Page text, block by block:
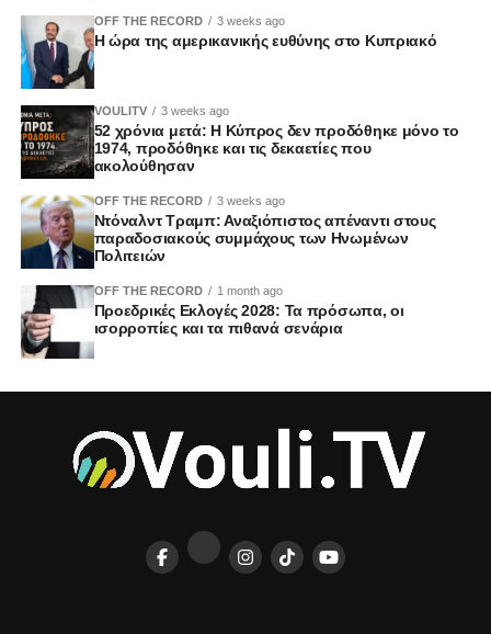
OFF THE RECORD 3 weeks ago
Η ώρα της αμερικανικής ευθύνης στο Κυπριακό
VOULITV 3 weeks ago
52 χρόνια μετά: Η Κύπρος δεν προδόθηκε μόνο το
1974, προδόθηκε και τις δεκαετίες που
ακολούθησαν
OFF THE RECORD 3 weeks ago
Ντόναλντ Τραμπ: Αναξιόπιστος απέναντι στους
παραδοσιακούς συμμάχους των Ηνωμένων
Πολιτειών
OFF THE RECORD 1 month ago
Προεδρικές Εκλογές 2028: Τα πρόσωπα, οι
ισορροπίες και τα πιθανά σενάρια